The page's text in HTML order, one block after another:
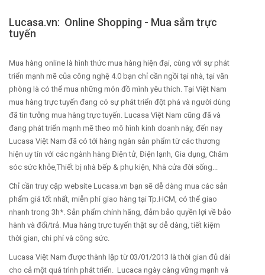
Lucasa.vn: Online Shopping - Mua sắm trực
tuyến
Mua hàng online là hình thức mua hàng hiện đại, cùng với sự phát
triển mạnh mẽ của công nghệ 4.0 bạn chỉ cần ngồi tại nhà, tại văn
phòng là có thể mua những món đồ mình yêu thích. Tại Việt Nam
mua hàng trực tuyến đang có sự phát triển đột phá và người dùng
đã tin tưởng mua hàng trực tuyến. Lucasa Việt Nam cũng đã và
đang phát triển mạnh mẽ theo mô hình kinh doanh này, đến nay
Lucasa Việt Nam đã có tới hàng ngàn sản phẩm từ các thương
hiện uy tín với các ngành hàng Điện tử, Điện lạnh, Gia dụng, Chăm
sóc sức khỏe,Thiết bị nhà bếp & phụ kiện, Nhà cửa đời sống...
Chỉ cần truy cập website Lucasa.vn bạn sẽ dễ dàng mua các sản
phẩm giá tốt nhất, miễn phí giao hàng tại Tp.HCM, có thể giao
nhanh trong 3h*. Sản phẩm chính hãng, đảm bảo quyền lợi về bảo
hành và đổi/trả. Mua hàng trực tuyến thật sự dễ dàng, tiết kiệm
thời gian, chi phí và công sức.
Lucasa Việt Nam được thành lập từ 03/01/2013 là thời gian đủ dài
cho cả một quá trình phát triển. Lucaca ngày càng vững mạnh và